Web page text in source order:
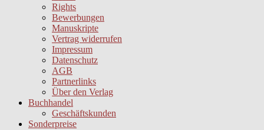
Rights
Bewerbungen
Manuskripte
Vertrag widerrufen
Impressum
Datenschutz
AGB
Partnerlinks
Über den Verlag
Buchhandel
Geschäftskunden
Sonderpreise